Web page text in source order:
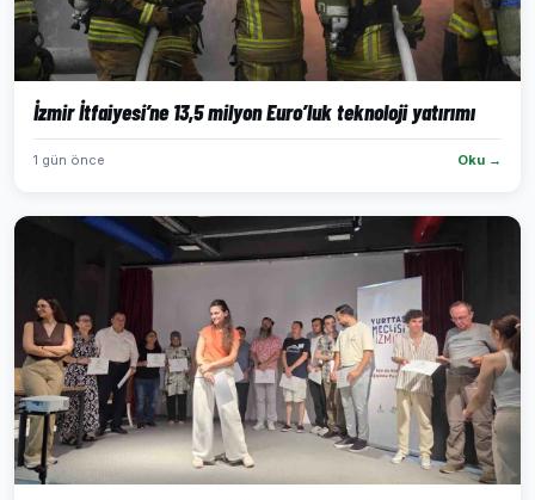
İzmir İtfaiyesi’ne 13,5 milyon Euro’luk teknoloji yatırımı
1 gün önce Oku →